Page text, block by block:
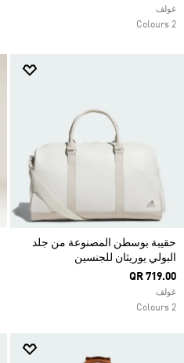
غولف
2 Colours
حقيبة بوسطن المصنوعة من جلد
البولي يوريثان للجنسين
QR 719.00
غولف
2 Colours